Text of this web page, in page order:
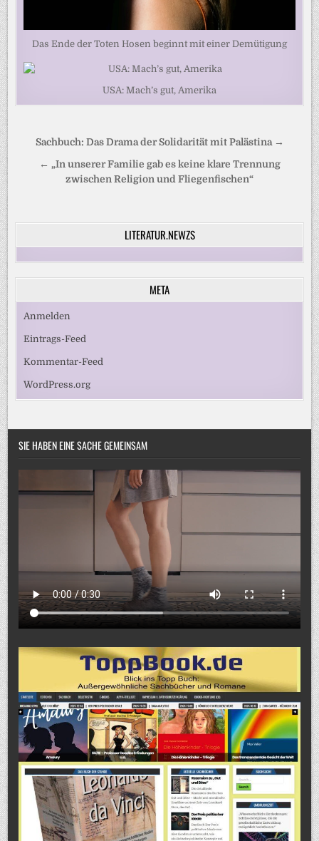
Das Ende der Toten Hosen beginnt mit einer Demütigung
USA: Mach’s gut, Amerika
Beitragsnavigation
Sachbuch: Das Drama der Solidarität mit Palästina →
← „In unserer Familie gab es keine klare Trennung
zwischen Religion und Fliegenfischen“
LITERATUR.NEWZS
META
Anmelden
Eintrags-Feed
Kommentar-Feed
WordPress.org
SIE HABEN EINE SACHE GEMEINSAM